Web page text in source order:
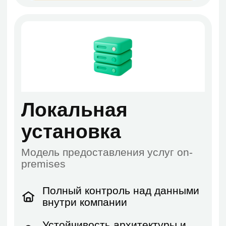
приложение VK Teams либо
Подать заявку
Ответы на часто
задаваемые вопросы